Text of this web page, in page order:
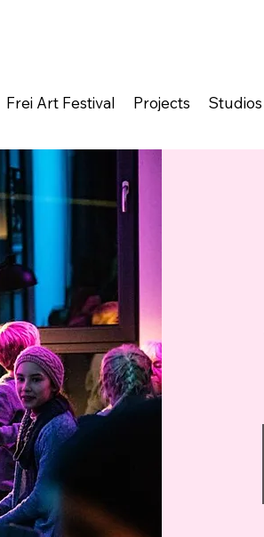
Frei Art Festival Projects Studios